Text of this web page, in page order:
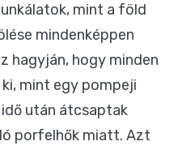
mint a föld
mindenképpen
hagyján, hogy minden
mint egy pompeji
után átcsaptak
porfelhők miatt. Azt